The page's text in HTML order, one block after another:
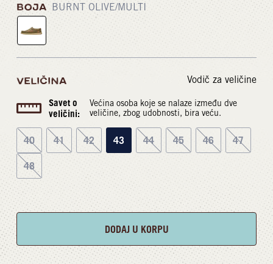
BOJA BURNT OLIVE/MULTI
VELIČINA Vodič za veličine
Savet o
veličini:
Većina osoba koje se nalaze između dve
veličine, zbog udobnosti, bira veću.
40 41 42 43 44 45 46 47
48
DODAJ U KORPU